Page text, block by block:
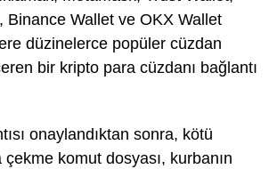
Binance Wallet ve OKX Wallet
düzinelerce popüler cüzdan
bir kripto para cüzdanı bağlantı
onaylandıktan sonra, kötü
çekme komut dosyası, kurbanın